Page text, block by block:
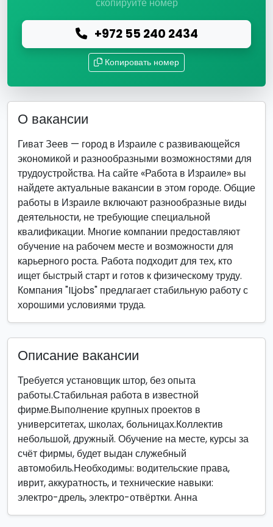
+972 55 240 2434
Копировать номер
О вакансии
Гиват Зеев — город в Израиле с развивающейся
экономикой и разнообразными возможностями для
трудоустройства. На сайте «Работа в Израиле» вы
найдете актуальные вакансии в этом городе. Общие
работы в Израиле включают разнообразные виды
деятельности, не требующие специальной
квалификации. Многие компании предоставляют
обучение на рабочем месте и возможности для
карьерного роста. Работа подходит для тех, кто
ищет быстрый старт и готов к физическому труду.
Компания "ILjobs" предлагает стабильную работу с
хорошими условиями труда.
Описание вакансии
Требуется установщик штор, без опыта
работы.Стабильная работа в известной
фирме.Выполнение крупных проектов в
университетах, школах, больницах.Коллектив
небольшой, дружный. Обучение на месте, курсы за
счёт фирмы, будет выдан служебный
автомобиль.Необходимы: водительские права,
иврит, аккуратность, и технические навыки:
электро-дрель, электро-отвёртки. Анна